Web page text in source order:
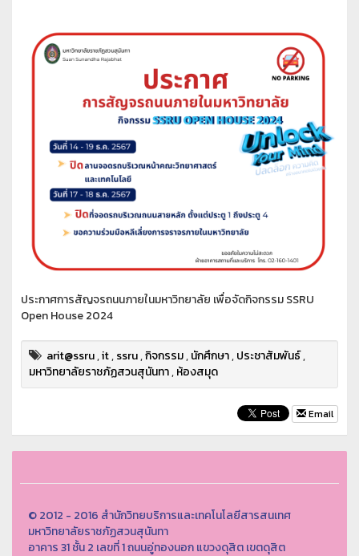
ประกาศการสัญจรถนนภายในมหาวิทยาลัย เพื่อจัดกิจกรรม SSRU
Open House 2024
arit@ssru,it,ssru,กิจกรรม,นักศึกษา,ประชาสัมพันธ์,
มหาวิทยาลัยราชภัฏสวนสุนันทา,ห้องสมุด
Email
© 2012 - 2016 สำนักวิทยบริการและเทคโนโลยีสารสนเทศ
มหาวิทยาลัยราชภัฏสวนสุนันทา
อาคาร 31 ชั้น 2 เลขที่ 1 ถนนอู่ทองนอก แขวงดุสิต เขตดุสิต